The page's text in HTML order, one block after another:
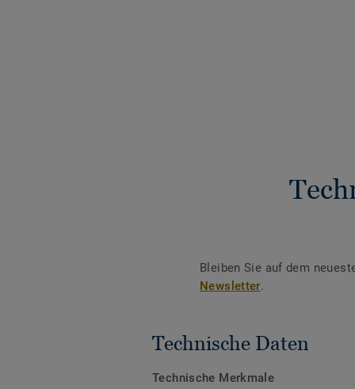
Bleiben Sie auf dem
Newsletter.
Technische Daten
Technische Merkmale